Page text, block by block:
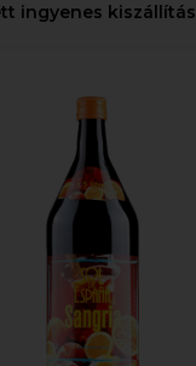
ingyenes kiszállítás